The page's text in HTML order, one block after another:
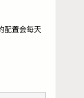
配置会每天